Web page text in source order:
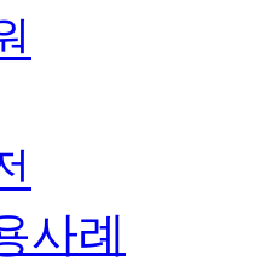
사례